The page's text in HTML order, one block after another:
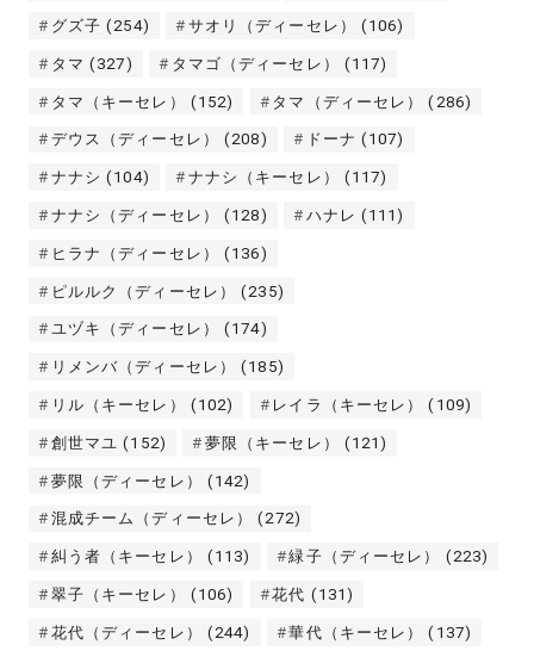
グズ子 (254) サオリ（ディーセレ） (106)
タマ (327) タマゴ（ディーセレ） (117)
タマ（キーセレ） (152) タマ（ディーセレ） (286)
デウス（ディーセレ） (208) ドーナ (107)
ナナシ (104) ナナシ（キーセレ） (117)
ナナシ（ディーセレ） (128) ハナレ (111)
ヒラナ（ディーセレ） (136)
ピルルク（ディーセレ） (235)
ユヅキ（ディーセレ） (174)
リメンバ（ディーセレ） (185)
リル（キーセレ） (102) レイラ（キーセレ） (109)
創世マユ (152) 夢限（キーセレ） (121)
夢限（ディーセレ） (142)
混成チーム（ディーセレ） (272)
糾う者（キーセレ） (113) 緑子（ディーセレ） (223)
翠子（キーセレ） (106) 花代 (131)
花代（ディーセレ） (244) 華代（キーセレ） (137)